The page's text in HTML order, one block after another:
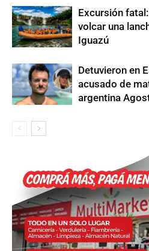
Excursión
volcar una
Iguazú
Detuvieron en
acusado de
argentina